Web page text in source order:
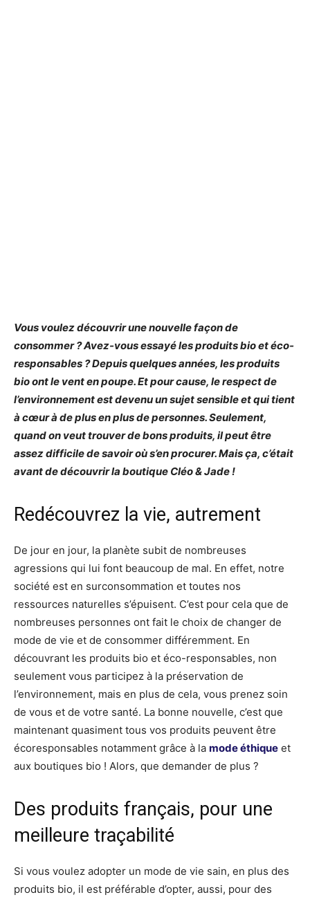
Vous voulez découvrir une nouvelle façon de
consommer ? Avez-vous essayé les produits bio et éco-
responsables ? Depuis quelques années, les produits
bio ont le vent en poupe. Et pour cause, le respect de
l’environnement est devenu un sujet sensible et qui tient
à cœur à de plus en plus de personnes. Seulement,
quand on veut trouver de bons produits, il peut être
assez difficile de savoir où s’en procurer. Mais ça, c’était
avant de découvrir la boutique Cléo & Jade !
Redécouvrez la vie, autrement
De jour en jour, la planète subit de nombreuses
agressions qui lui font beaucoup de mal. En effet, notre
société est en surconsommation et toutes nos
ressources naturelles s’épuisent. C’est pour cela que de
nombreuses personnes ont fait le choix de changer de
mode de vie et de consommer différemment. En
découvrant les produits bio et éco-responsables, non
seulement vous participez à la préservation de
l’environnement, mais en plus de cela, vous prenez soin
de vous et de votre santé. La bonne nouvelle, c’est que
maintenant quasiment tous vos produits peuvent être
écoresponsables notamment grâce à la mode éthique et
aux boutiques bio ! Alors, que demander de plus ?
Des produits français, pour une
meilleure traçabilité
Si vous voulez adopter un mode de vie sain, en plus des
produits bio, il est préférable d’opter, aussi, pour des